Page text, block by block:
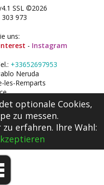
SSL ©2026
303 973
uns:
- Instagram
+33652697953
Neruda
les-Remparts
optionale Cookies,
zu messen.
erfahren. Ihre Wahl: